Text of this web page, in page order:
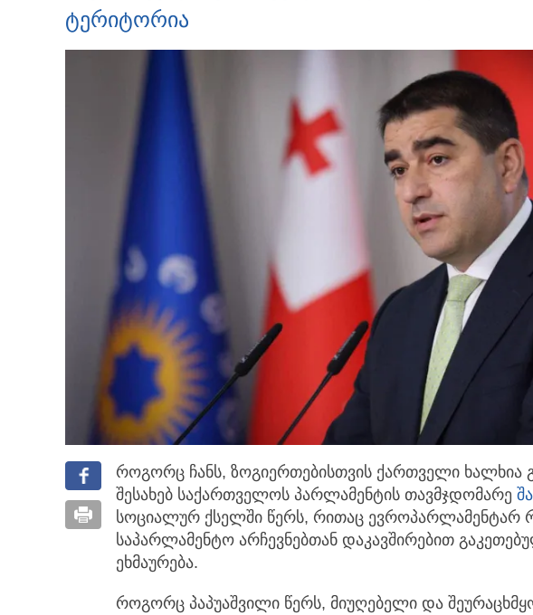
ტერიტორია
როგორც ჩანს, ზოგიერთებისთვის ქართველი ხალხია
შესახებ საქართველოს პარლამენტის თავმჯდომარე
სოციალურ ქსელში წერს, რითაც ევროპარლამენტარ
საპარლამენტო არჩევნებთან დაკავშირებით
ეხმაურება.
როგორც პაპუაშვილი წერს, მიუღებელი და